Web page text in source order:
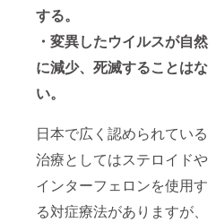
する。
・変異したウイルスが自然
に減少、死滅することはな
い。
日本で広く認められている
治療としてはステロイドや
インターフェロンを使用す
る対症療法がありますが、